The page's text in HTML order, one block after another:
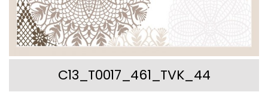
C13_T0017_461_TVK_44